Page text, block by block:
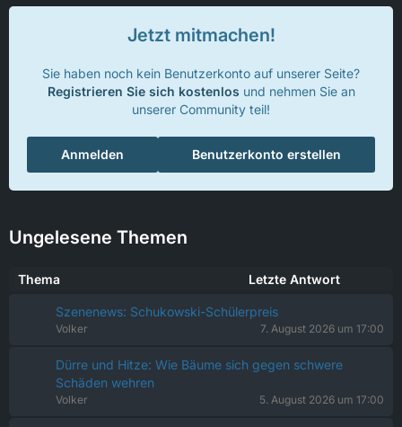
Jetzt mitmachen!
Sie haben noch kein Benutzerkonto auf unserer Seite?
Registrieren Sie sich kostenlos und nehmen Sie an
unserer Community teil!
Benutzerkonto erstellen
Anmelden
Ungelesene Themen
Thema Letzte Antwort
Szenenews: Schukowski-Schülerpreis
Volker 7. August 2026 um 17:00
Dürre und Hitze: Wie Bäume sich gegen schwere
Schäden wehren
Volker 5. August 2026 um 17:00